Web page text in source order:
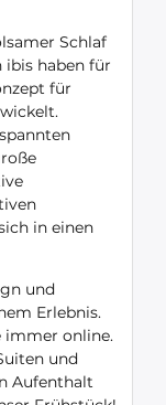
Schlaf
ibis haben für
für
in einen
und
Erlebnis.
immer online.
und
Aufenthalt